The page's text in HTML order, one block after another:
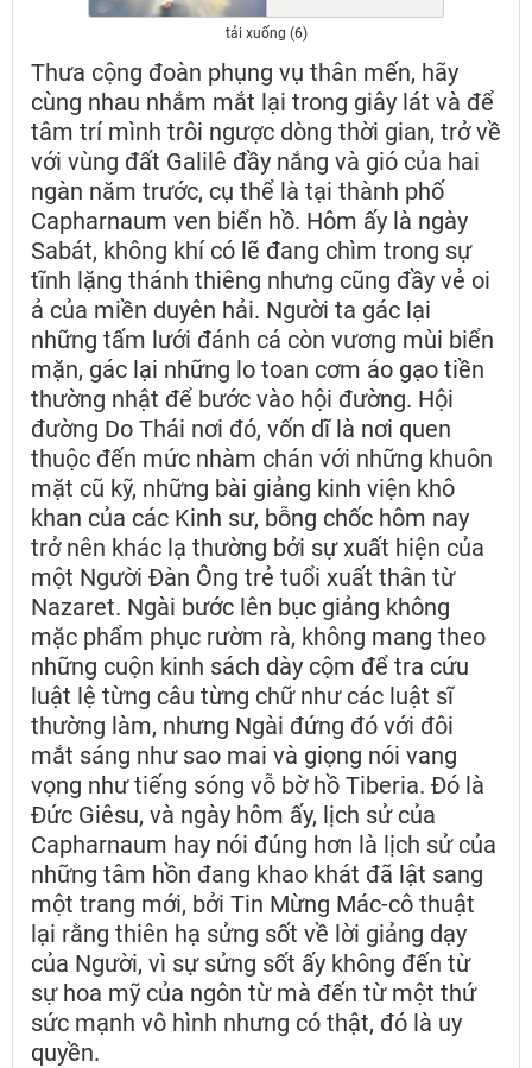
tải xuống (6)
Thưa cộng đoàn phụng vụ thân mến, hãy
cùng nhau nhắm mắt lại trong giây lát và để
tâm trí mình trôi ngược dòng thời gian, trở về
với vùng đất Galilê đầy nắng và gió của hai
ngàn năm trước, cụ thể là tại thành phố
Capharnaum ven biển hồ. Hôm ấy là ngày
Sabát, không khí có lẽ đang chìm trong sự
tĩnh lặng thánh thiêng nhưng cũng đầy vẻ oi
ả của miền duyên hải. Người ta gác lại
những tấm lưới đánh cá còn vương mùi biển
mặn, gác lại những lo toan cơm áo gạo tiền
thường nhật để bước vào hội đường. Hội
đường Do Thái nơi đó, vốn dĩ là nơi quen
thuộc đến mức nhàm chán với những khuôn
mặt cũ kỹ, những bài giảng kinh viện khô
khan của các Kinh sư, bỗng chốc hôm nay
trở nên khác lạ thường bởi sự xuất hiện của
một Người Đàn Ông trẻ tuổi xuất thân từ
Nazaret. Ngài bước lên bục giảng không
mặc phẩm phục rườm rà, không mang theo
những cuộn kinh sách dày cộm để tra cứu
luật lệ từng câu từng chữ như các luật sĩ
thường làm, nhưng Ngài đứng đó với đôi
mắt sáng như sao mai và giọng nói vang
vọng như tiếng sóng vỗ bờ hồ Tiberia. Đó là
Đức Giêsu, và ngày hôm ấy, lịch sử của
Capharnaum hay nói đúng hơn là lịch sử của
những tâm hồn đang khao khát đã lật sang
một trang mới, bởi Tin Mừng Mác-cô thuật
lại rằng thiên hạ sửng sốt về lời giảng dạy
của Người, vì sự sửng sốt ấy không đến từ
sự hoa mỹ của ngôn từ mà đến từ một thứ
sức mạnh vô hình nhưng có thật, đó là uy
quyền.